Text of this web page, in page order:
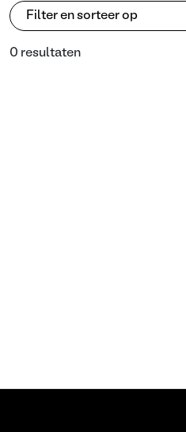
Filter en sorteer op
0 resultaten